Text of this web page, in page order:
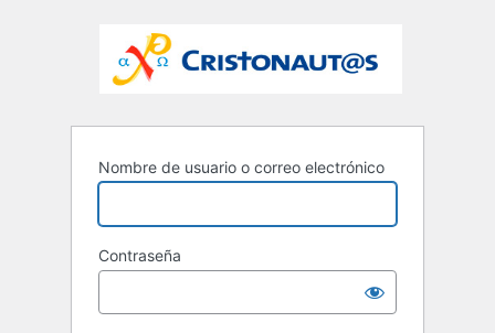
Nombre de usuario o correo electrónico
Contraseña